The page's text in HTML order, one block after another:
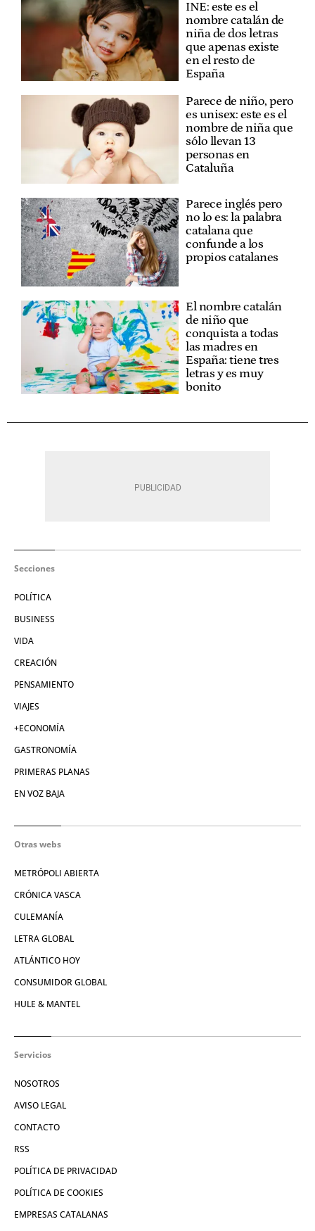
INE: este es el
nombre catalán de
niña de dos letras
que apenas existe
en el resto de
España
Parece de niño, pero
es unisex: este es el
nombre de niña que
sólo llevan 13
personas en
Cataluña
Parece inglés pero
no lo es: la palabra
catalana que
confunde a los
propios catalanes
El nombre catalán
de niño que
conquista a todas
las madres en
España: tiene tres
letras y es muy
bonito
Secciones
POLÍTICA
BUSINESS
VIDA
CREACIÓN
PENSAMIENTO
VIAJES
+ECONOMÍA
GASTRONOMÍA
PRIMERAS PLANAS
EN VOZ BAJA
Otras webs
METRÓPOLI ABIERTA
CRÓNICA VASCA
CULEMANÍA
LETRA GLOBAL
ATLÁNTICO HOY
CONSUMIDOR GLOBAL
HULE & MANTEL
Servicios
NOSOTROS
AVISO LEGAL
CONTACTO
RSS
POLÍTICA DE PRIVACIDAD
POLÍTICA DE COOKIES
EMPRESAS CATALANAS